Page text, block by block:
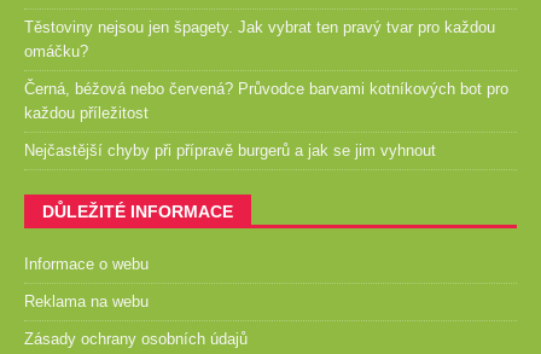
Těstoviny nejsou jen špagety. Jak vybrat ten pravý tvar pro každou
omáčku?
Černá, béžová nebo červená? Průvodce barvami kotníkových bot pro
každou příležitost
Nejčastější chyby při přípravě burgerů a jak se jim vyhnout
DŮLEŽITÉ INFORMACE
Informace o webu
Reklama na webu
Zásady ochrany osobních údajů